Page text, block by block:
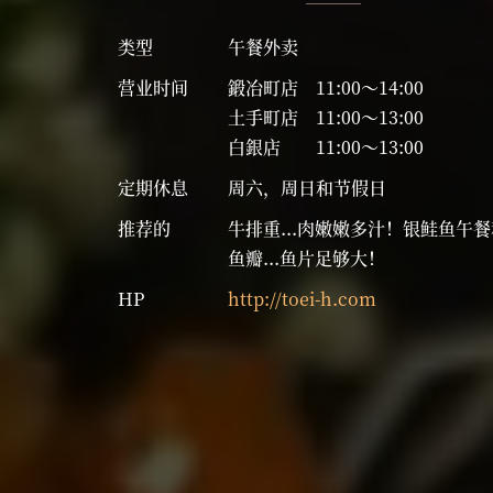
类型
午餐外卖
营业时间
鍛冶町店 11:00～14:00
土手町店 11:00～13:00
白銀店 11:00～13:00
定期休息
周六，周日和节假日
推荐的
牛排重...肉嫩嫩多汁！银鲑鱼午
鱼瓣...鱼片足够大！
HP
http://toei-h.com